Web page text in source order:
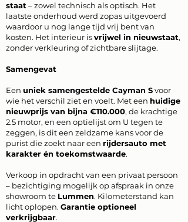
staat – zowel technisch als optisch. Het
laatste onderhoud werd zopas uitgevoerd
waardoor u nog lange tijd vrij bent van
kosten. Het interieur isvrijwel in nieuwstaat,
zonder verkleuring of zichtbare slijtage.
Samengevat
Een uniek samengestelde Cayman Svoor
wie het verschil ziet en voelt. Met een huidige
nieuwprijs van bijna €110.000, de krachtige
2.5 motor, en een optielijst om U tegen te
zeggen, is dit een zeldzame kans voor de
purist die zoekt naar een rijdersauto met
karakter én toekomstwaarde.
Verkoop in opdracht van een privaat persoon
– bezichtiging mogelijk op afspraak in onze
showroom te Lummen. Kilometerstand kan
licht oplopen. Garantie optioneel
verkrijgbaar.